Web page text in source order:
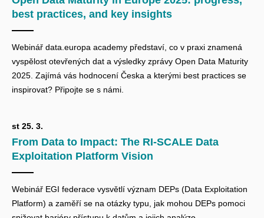
best practices, and key insights
Webinář data.europa academy představí, co v praxi znamená
vyspělost otevřených dat a výsledky zprávy Open Data Maturity
2025. Zajímá vás hodnocení Česka a kterými best practices se
inspirovat? Připojte se s námi.
st 25. 3.
From Data to Impact: The RI-SCALE Data
Exploitation Platform Vision
Webinář EGI federace vysvětlí význam DEPs (Data Exploitation
Platform) a zaměří se na otázky typu, jak mohou DEPs pomoci